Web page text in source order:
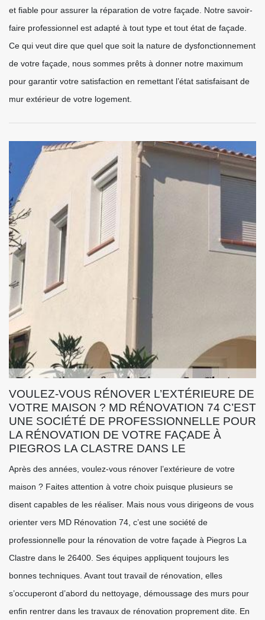
et fiable pour assurer la réparation de votre façade. Notre savoir-
faire professionnel est adapté à tout type et tout état de façade.
Ce qui veut dire que quel que soit la nature de dysfonctionnement
de votre façade, nous sommes prêts à donner notre maximum
pour garantir votre satisfaction en remettant l’état satisfaisant de
mur extérieur de votre logement.
VOULEZ-VOUS RÉNOVER L’EXTÉRIEURE DE
VOTRE MAISON ? MD RÉNOVATION 74 C’EST
UNE SOCIÉTÉ DE PROFESSIONNELLE POUR
LA RÉNOVATION DE VOTRE FAÇADE À
PIEGROS LA CLASTRE DANS LE
Après des années, voulez-vous rénover l’extérieure de votre
maison ? Faites attention à votre choix puisque plusieurs se
disent capables de les réaliser. Mais nous vous dirigeons de vous
orienter vers MD Rénovation 74, c’est une société de
professionnelle pour la rénovation de votre façade à Piegros La
Clastre dans le 26400. Ses équipes appliquent toujours les
bonnes techniques. Avant tout travail de rénovation, elles
s’occuperont d’abord du nettoyage, démoussage des murs pour
enfin rentrer dans les travaux de rénovation proprement dite. En